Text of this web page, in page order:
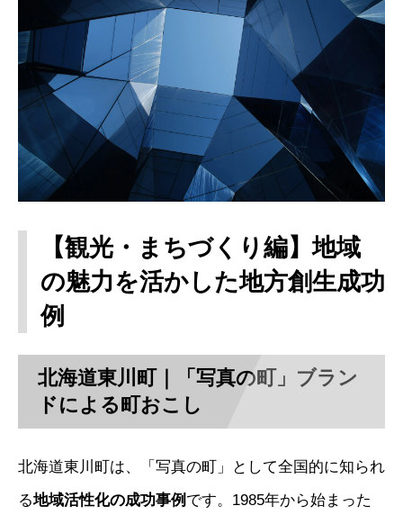
【観光・まちづくり編】地域
の魅力を活かした地方創生成功
例
北海道東川町｜「写真の町」ブラン
ドによる町おこし
北海道東川町は、「写真の町」として全国的に知られ
る地域活性化の成功事例 です。1985年から始まった